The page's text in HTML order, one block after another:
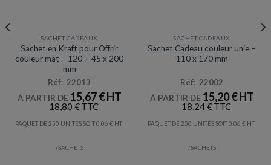
SACHET CADEAUX
Sachet en Kraft pour Offrir
couleur mat – 120 + 45 x 200
mm
Réf: 22013
À PARTIR DE 15,67€
18,80 €
PAQUET DE 250 UNITÉS SOIT0,06 €
/SACHETS
SACHET CADEAUX
Sachet Cadeau couleur unie –
110 x 170 mm
Réf: 22002
À PARTIR DE 15,20€
18,24€
PAQUET DE 250 UNITÉS SOIT0,06 €
/SACHETS